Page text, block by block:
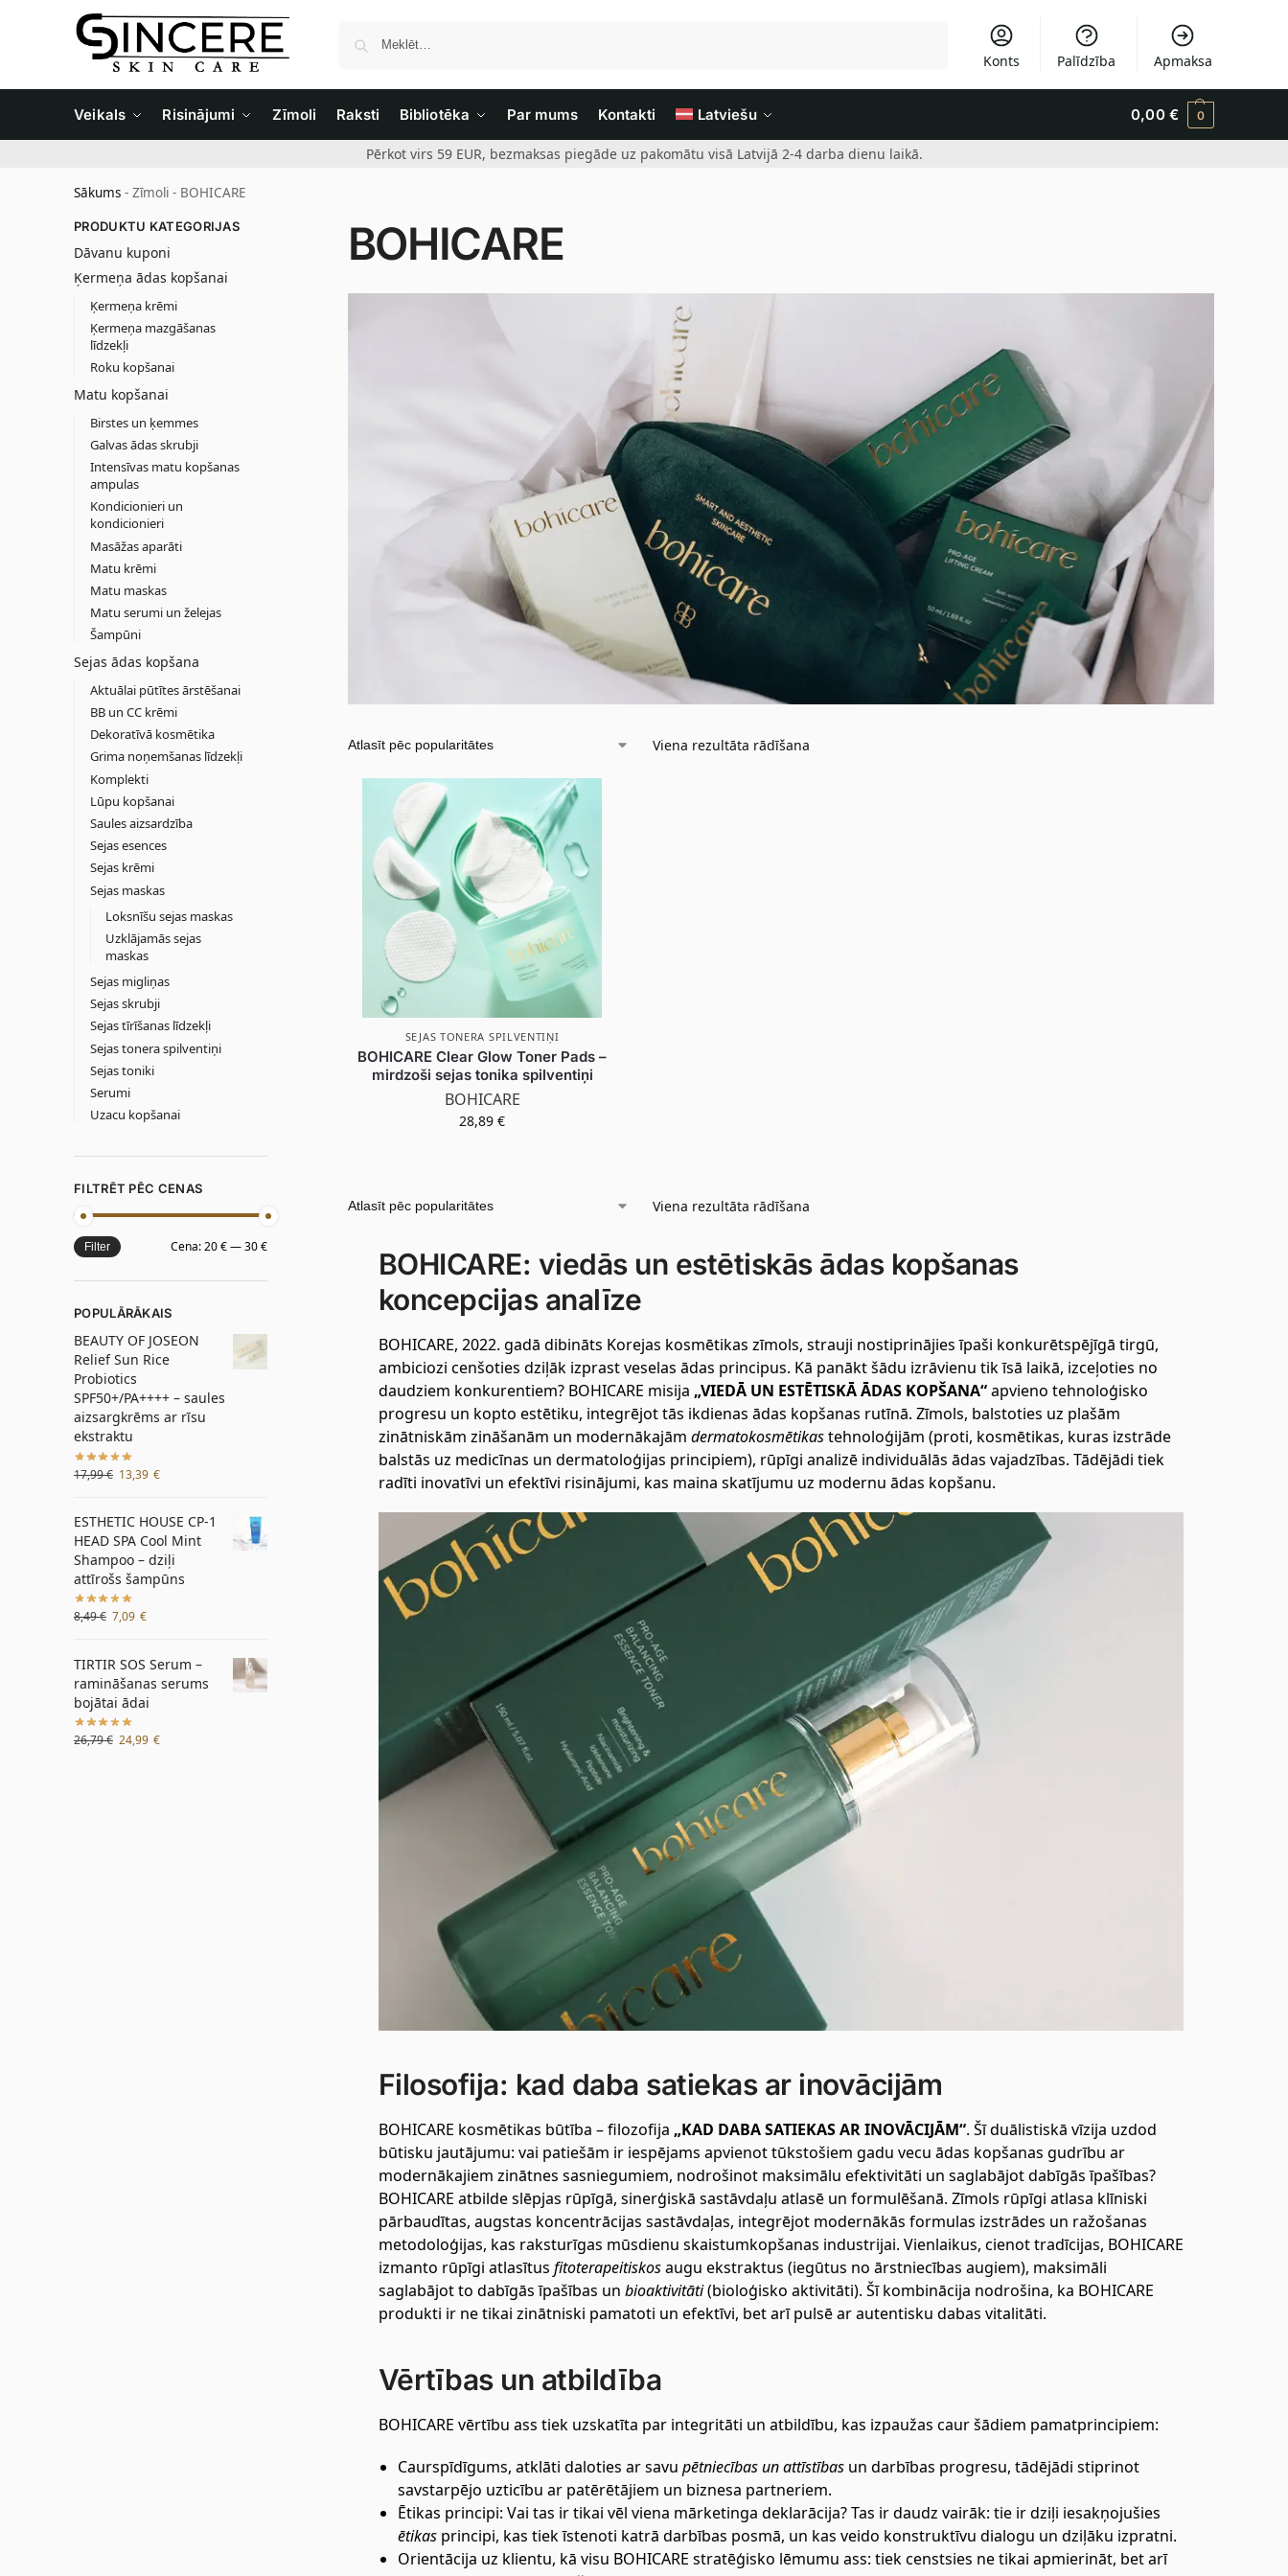
Konts Palīdzība Apmaksa
Veikals Risinājumi Zīmoli Raksti Bibliotēka Par mums Kontakti Latviešu 0,00 € 0
Pērkot virs 59 EUR, bezmaksas piegāde uz pakomātu visā Latvijā 2-4 darba dienu laikā.
Sākums - Zīmoli - BOHICARE
BOHICARE
Viena rezultāta rādīšana
SEJAS TONERA SPILVENTIŅI
BOHICARE Clear Glow Toner Pads –
mirdzoši sejas tonika spilventiņi
BOHICARE
28,89€
Viena rezultāta rādīšana
BOHICARE: viedās un estētiskās ādas kopšanas
koncepcijas analīze
BOHICARE, 2022. gadā dibināts Korejas kosmētikas zīmols, strauji nostiprinājies īpaši konkurētspējīgā tirgū,
ambiciozi cenšoties dziļāk izprast veselas ādas principus. Kā panākt šādu izrāvienu tik īsā laikā, izceļoties no
daudziem konkurentiem? BOHICARE misija „VIEDĀ UN ESTĒTISKĀ ĀDAS KOPŠANA“apvieno tehnoloģisko
progresu un kopto estētiku, integrējot tās ikdienas ādas kopšanas rutīnā. Zīmols, balstoties uz plašām
zinātniskām zināšanām un modernākajām dermatokosmētikastehnoloģijām (proti, kosmētikas, kuras izstrāde
balstās uz medicīnas un dermatoloģijas principiem), rūpīgi analizē individuālās ādas vajadzības. Tādējādi tiek
radīti inovatīvi un efektīvi risinājumi, kas maina skatījumu uz modernu ādas kopšanu.
Filosofija: kad daba satiekas ar inovācijām
BOHICARE kosmētikas būtība – filozofija „KAD DABA SATIEKAS AR INOVĀCIJĀM“. Šī duālistiskā vīzija uzdod
būtisku jautājumu: vai patiešām ir iespējams apvienot tūkstošiem gadu vecu ādas kopšanas gudrību ar
modernākajiem zinātnes sasniegumiem, nodrošinot maksimālu efektivitāti un saglabājot dabīgās īpašības?
BOHICARE atbilde slēpjas rūpīgā, sinerģiskā sastāvdaļu atlasē un formulēšanā. Zīmols rūpīgi atlasa klīniski
pārbaudītas, augstas koncentrācijas sastāvdaļas, integrējot modernākās formulas izstrādes un ražošanas
metodoloģijas, kas raksturīgas mūsdienu skaistumkopšanas industrijai. Vienlaikus, cienot tradīcijas, BOHICARE
izmanto rūpīgi atlasītus fitoterapeitiskosaugu ekstraktus (iegūtus no ārstniecības augiem), maksimāli
saglabājot to dabīgās īpašības un bioaktivitāti(bioloģisko aktivitāti). Šī kombinācija nodrošina, ka BOHICARE
produkti ir ne tikai zinātniski pamatoti un efektīvi, bet arī pulsē ar autentisku dabas vitalitāti.
Vērtības un atbildība
BOHICARE vērtību ass tiek uzskatīta par integritāti un atbildību, kas izpaužas caur šādiem pamatprincipiem:
Caurspīdīgums, atklāti daloties ar savu pētniecības un attīstībasun darbības progresu, tādējādi stiprinot
savstarpējo uzticību ar patērētājiem un biznesa partneriem.
Ētikas principi: Vai tas ir tikai vēl viena mārketinga deklarācija? Tas ir daudz vairāk: tie ir dziļi iesakņojušies
ētikasprincipi, kas tiek īstenoti katrā darbības posmā, un kas veido konstruktīvu dialogu un dziļāku izpratni.
Orientācija uz klientu, kā visu BOHICARE stratēģisko lēmumu ass: tiek censtsies ne tikai apmierināt, bet arī
PRODUKTU KATEGORIJAS
Dāvanu kuponi
Ķermeņa ādas kopšanai
Ķermeņa krēmi
Ķermeņa mazgāšanas
līdzekļi
Roku kopšanai
Matu kopšanai
Birstes un ķemmes
Galvas ādas skrubji
Intensīvas matu kopšanas
ampulas
Kondicionieri un
kondicionieri
Masāžas aparāti
Matu krēmi
Matu maskas
Matu serumi un želejas
Šampūni
Sejas ādas kopšana
Aktuālai pūtītes ārstēšanai
BB un CC krēmi
Dekoratīvā kosmētika
Grima noņemšanas līdzekļi
Komplekti
Lūpu kopšanai
Saules aizsardzība
Sejas esences
Sejas krēmi
Sejas maskas
Loksnīšu sejas maskas
Uzklājamās sejas
maskas
Sejas migliņas
Sejas skrubji
Sejas tīrīšanas līdzekļi
Sejas tonera spilventiņi
Sejas toniki
Serumi
Uzacu kopšanai
FILTRĒT PĒC CENAS
Filter Cena:20 €—30 €
POPULĀRĀKAIS
BEAUTY OF JOSEON
Relief Sun Rice
Probiotics
SPF50+/PA++++ – saules
aizsargkrēms ar rīsu
ekstraktu
17,99€ 13,39 €
ESTHETIC HOUSE CP-1
HEAD SPA Cool Mint
Shampoo – dziļi
attīrošs šampūns
8,49€ 7,09 €
TIRTIR SOS Serum –
ramināšanas serums
bojātai ādai
26,79€ 24,99 €